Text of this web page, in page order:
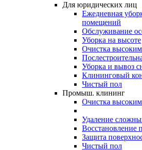
Для юридических лиц
Ежедневная
помещений
Обслуживание
Уборка на высоте
Очистка
Уборка и вывоз
Клининговый
Чистый пол
Промыш. клининг
Очистка
Удаление
Восстановление
Защита
Чистый пол